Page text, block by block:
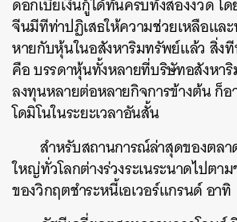
จีนมีทีท่าปฏิเสธให้ความช่วยเหลือแล
หายกับหุ้นในอสังหาริมทรัพย์แล้ว สิ่ง
คือ บรรดาหุ้นทั้งหลายที่บริษัทอสังหา
ลงทุนหลายต่อหลายกิจการข้างต้น ก็
โดมิโนในระยะเวลาอันสั้น
สำหรับสถานการณ์ล่าสุดของตล
ใหญ่ทั่วโลกต่างร่วงระเนระนาดไปตา
ของวิกฤตชำระหนี้เอเวอร์แกรนด์ อาทิ